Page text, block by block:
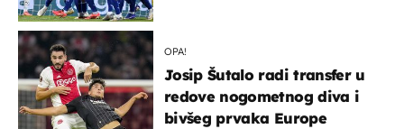
OPA!
Josip Šutalo radi transfer u
redove nogometnog diva i
bivšeg prvaka Europe